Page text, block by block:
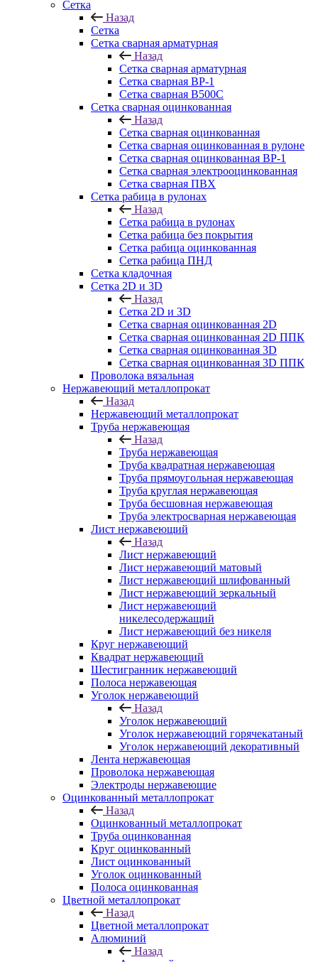
Сетка
Назад
Сетка
Сетка сварная арматурная
Назад
Сетка сварная арматурная
Сетка сварная ВР-1
Сетка сварная В500С
Сетка сварная оцинкованная
Назад
Сетка сварная оцинкованная
Сетка сварная оцинкованная в рулоне
Сетка сварная оцинкованная ВР-1
Сетка сварная электрооцинкованная
Сетка сварная ПВХ
Сетка рабица в рулонах
Назад
Сетка рабица в рулонах
Сетка рабица без покрытия
Сетка рабица оцинкованная
Сетка рабица ПНД
Сетка кладочная
Сетка 2D и 3D
Назад
Сетка 2D и 3D
Сетка сварная оцинкованная 2D
Сетка сварная оцинкованная 2D ППК
Сетка сварная оцинкованная 3D
Сетка сварная оцинкованная 3D ППК
Проволока вязальная
Нержавеющий металлопрокат
Назад
Нержавеющий металлопрокат
Труба нержавеющая
Назад
Труба нержавеющая
Труба квадратная нержавеющая
Труба прямоугольная нержавеющая
Труба круглая нержавеющая
Труба бесшовная нержавеющая
Труба электросварная нержавеющая
Лист нержавеющий
Назад
Лист нержавеющий
Лист нержавеющий матовый
Лист нержавеющий шлифованный
Лист нержавеющий зеркальный
Лист нержавеющий
никелесодержащий
Лист нержавеющий без никеля
Круг нержавеющий
Квадрат нержавеющий
Шестигранник нержавеющий
Полоса нержавеющая
Уголок нержавеющий
Назад
Уголок нержавеющий
Уголок нержавеющий горячекатаный
Уголок нержавеющий декоративный
Лента нержавеющая
Проволока нержавеющая
Электроды нержавеющие
Оцинкованный металлопрокат
Назад
Оцинкованный металлопрокат
Труба оцинкованная
Круг оцинкованный
Лист оцинкованный
Уголок оцинкованный
Полоса оцинкованная
Цветной металлопрокат
Назад
Цветной металлопрокат
Алюминий
Назад